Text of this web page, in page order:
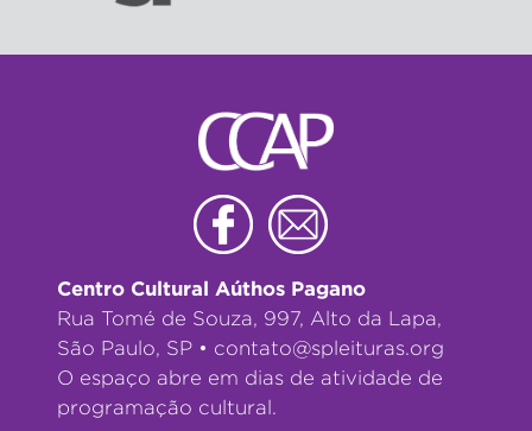
Centro Cultural Aúthos Pagano
Rua Tomé de Souza, 997, Alto da Lapa,
São Paulo, SP • contato@spleituras.org
O espaço abre em dias de atividade de
programação cultural.